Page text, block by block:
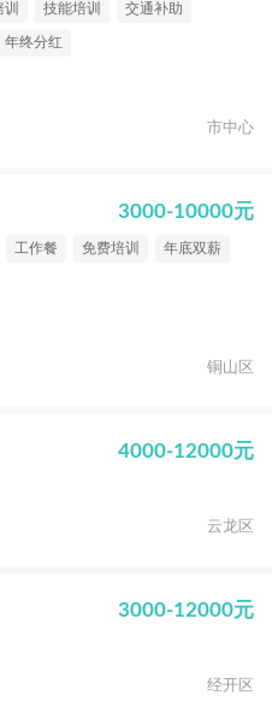
技能培训 交通补助
年终分红
市中心
3000-10000元
工作餐 免费培训 年底双薪
铜山区
4000-12000元
云龙区
3000-12000元
经开区